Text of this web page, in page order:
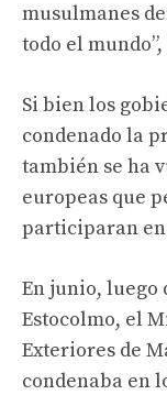
musulmanes
todo el
Si bien los
condenado la
también se ha
europeas que
participaran en
En junio, luego
Estocolmo, el
Exteriores de
condenaba en